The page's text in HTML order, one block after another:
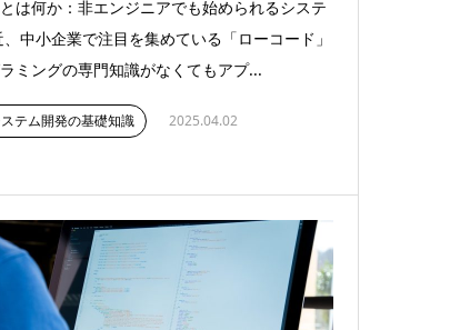
は何か：非エンジニアでも始められるシステ
中小企業で注目を集めている「ローコード」
ミングの専門知識がなくてもアプ...
テム開発の基礎知識 2025.04.02